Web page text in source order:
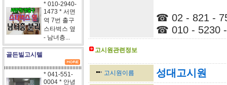
* 010-2940-
1473 * 서면
역 7번 출구
스타벅스 옆
- 남녀층...
골든빌고시텔
* 041-551-
0004 * 안녕
☎ 02 - 821 -
☎ 010 - 5230
고시원관련정보
고시원이름
성대고시원